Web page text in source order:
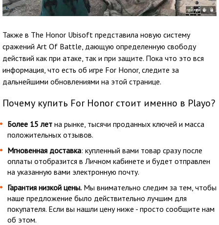
Также в The Honor Ubisoft представила новую систему
сражений Art Of Battle, дающую определенную свободу
действий как при атаке, так и при защите. Пока что это вся
информация, что есть об игре For Honor, следите за
дальнейшими обновлениями на этой странице.
Почему купить For Honor стоит именно в Playo?
Более 15 лет на рынке, тысячи проданных ключей и масса
положительных отзывов.
Мгновенная доставка: купленный вами товар сразу после
оплаты отобразится в Личном кабинете и будет отправлен
на указанную вами электронную почту.
Гарантия низкой цены. Мы внимательно следим за тем, чтобы
наше предложение было действительно лучшим для
покупателя. Если вы нашли цену ниже - просто сообщите нам
об этом.